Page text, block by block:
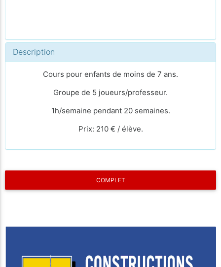
Description
Cours pour enfants de moins de 7 ans.
Groupe de 5 joueurs/professeur.
1h/semaine pendant 20 semaines.
Prix: 210 € / élève.
COMPLET